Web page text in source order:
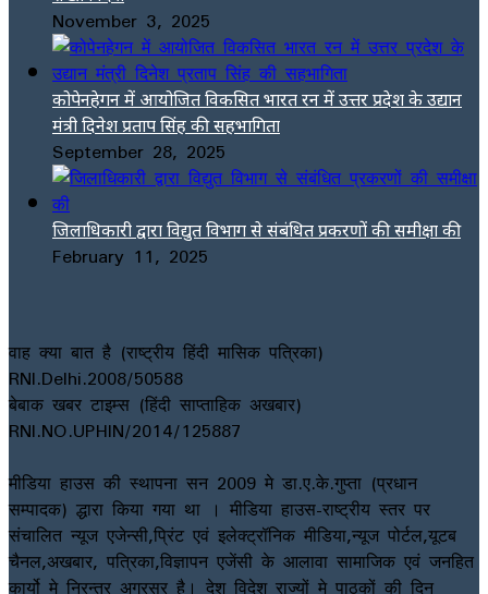
November 3, 2025
कोपेनहेगन में आयोजित विकसित भारत रन में उत्तर प्रदेश के उद्यान
मंत्री दिनेश प्रताप सिंह की सहभागिता
September 28, 2025
जिलाधिकारी द्वारा विद्युत विभाग से संबंधित प्रकरणों की समीक्षा की
February 11, 2025
वाह क्या बात है (राष्ट्रीय हिंदी मासिक पत्रिका)
RNI.Delhi.2008/50588
बेबाक खबर टाइम्स (हिंदी साप्ताहिक अखबार)
RNI.NO.UPHIN/2014/125887
मीडिया हाउस की स्थापना सन 2009 मे डा.ए.के.गुप्ता (प्रधान
सम्पादक) द्धारा किया गया था । मीडिया हाउस-राष्ट्रीय स्तर पर
संचालित न्यूज एजेन्सी,प्रिंट एवं इलेक्ट्रॉनिक मीडिया,न्यूज पोर्टल,यूटब
चैनल,अखबार, पत्रिका,विज्ञापन एजेंसी के आलावा सामाजिक एवं जनहित